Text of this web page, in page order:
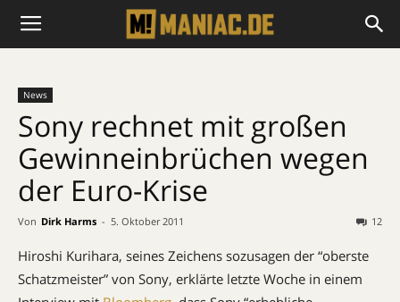
News
Sony rechnet mit großen
Gewinneinbrüchen wegen
der Euro-Krise
Von Dirk Harms - 5. Oktober 2011 12
Hiroshi Kurihara, seines Zeichens sozusagen der “oberste
Schatzmeister” von Sony, erklärte letzte Woche in einem